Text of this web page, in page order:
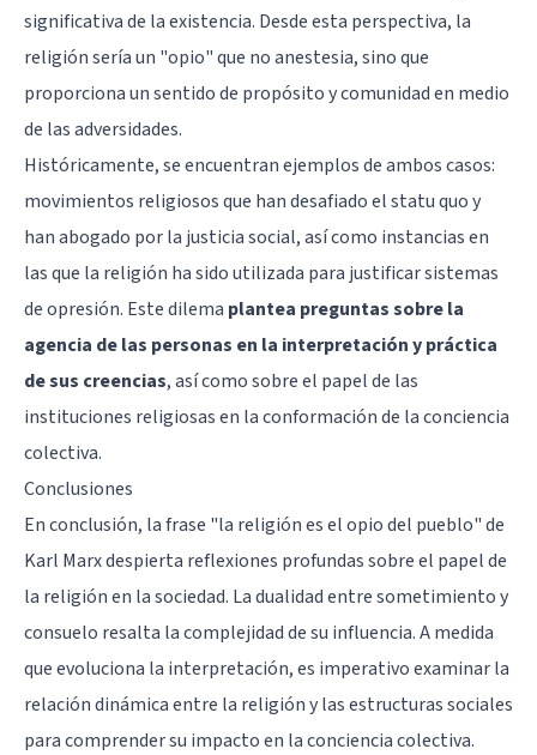
significativa de la existencia. Desde esta perspectiva, la
religión sería un "opio" que no anestesia, sino que
proporciona un sentido de propósito y comunidad en medio
de las adversidades.
Históricamente, se encuentran ejemplos de ambos casos:
movimientos religiosos que han desafiado el statu quo y
han abogado por la justicia social, así como instancias en
las que la religión ha sido utilizada para justificar sistemas
de opresión. Este dilema plantea preguntas sobre la
agencia de las personas en la interpretación y práctica
de sus creencias, así como sobre el papel de las
instituciones religiosas en la conformación de la conciencia
colectiva.
Conclusiones
En conclusión, la frase "la religión es el opio del pueblo" de
Karl Marx despierta reflexiones profundas sobre el papel de
la religión en la sociedad. La dualidad entre sometimiento y
consuelo resalta la complejidad de su influencia. A medida
que evoluciona la interpretación, es imperativo examinar la
relación dinámica entre la religión y las estructuras sociales
para comprender su impacto en la conciencia colectiva.